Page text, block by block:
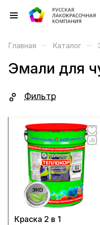
Главная – Каталог –
Эмали для
Фильтр
Краска 2 в 1